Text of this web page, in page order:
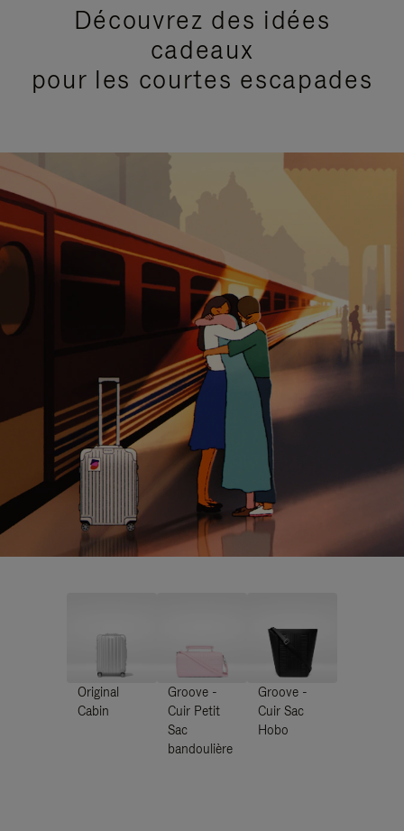
Découvrez des idées
cadeaux
pour les courtes escapades
Original
Cabin
Groove -
Cuir Petit
Sac
bandoulière
Groove -
Cuir Sac
Hobo